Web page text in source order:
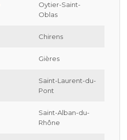
Oytier-Saint-
Oblas
Chirens
Gières
Saint-Laurent-du-
Pont
Saint-Alban-du-
Rhône